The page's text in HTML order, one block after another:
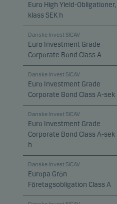
Euro High Yield-Obligationer,
klass SEK h
Danske Invest SICAV
Euro Investment Grade
Corporate Bond Class A
Danske Invest SICAV
Euro Investment Grade
Corporate Bond Class A-sek
Danske Invest SICAV
Euro Investment Grade
Corporate Bond Class A-sek
h
Danske Invest SICAV
Europa Grön
Företagsobligation Class A